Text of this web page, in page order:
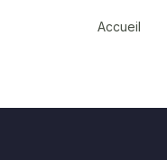
Accueil